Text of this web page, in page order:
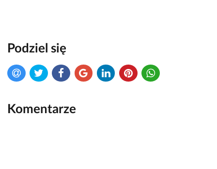
Podziel się
Komentarze